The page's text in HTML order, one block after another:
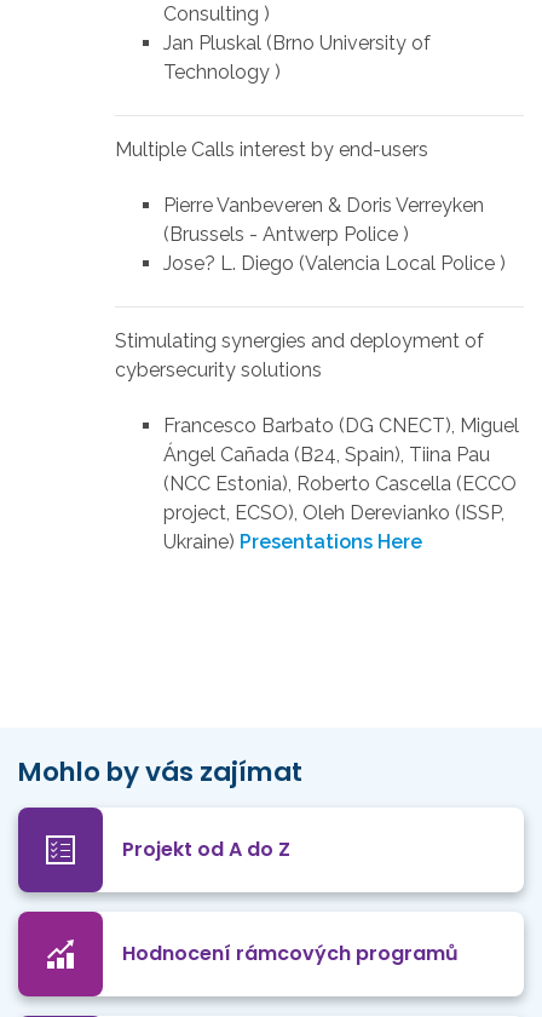
Consulting )
Jan Pluskal (Brno University of
Technology )
Multiple Calls interest by end-users
Pierre Vanbeveren & Doris Verreyken
(Brussels - Antwerp Police )
Jose? L. Diego (Valencia Local Police )
Stimulating synergies and deployment of
cybersecurity solutions
Francesco Barbato (DG CNECT), Miguel
Ángel Cañada (B24, Spain), Tiina Pau
(NCC Estonia), Roberto Cascella (ECCO
project, ECSO), Oleh Derevianko (ISSP,
Ukraine) Presentations Here
Mohlo by vás zajímat
Projekt od A do Z
Hodnocení rámcových programů